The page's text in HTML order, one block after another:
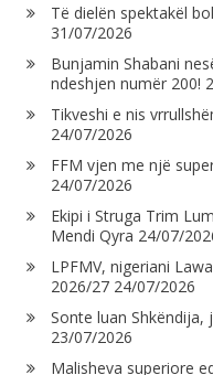
Të dielën spektakël
31/07/2026
Bunjamin Shabani
ndeshjen numër 200!
Tikveshi e nis
24/07/2026
FFM vjen me një
24/07/2026
Ekipi i Struga Trim
Mendi Qyra 24/07/
LPFMV, nigeriani
2026/27 24/07/2026
Sonte luan Shkëndija,
23/07/2026
Malisheva superiore